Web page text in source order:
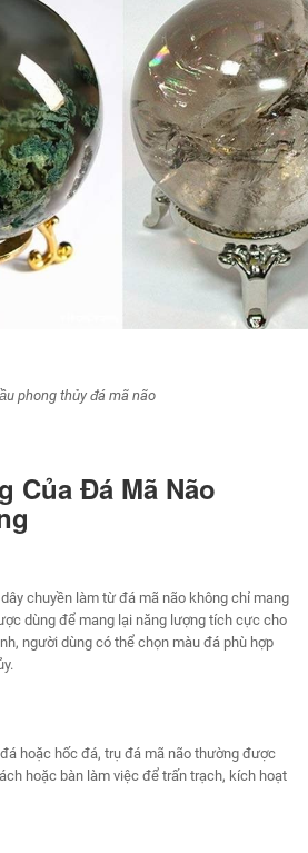
phong thủy đá mã não
Của Đá Mã Não
chuyền làm từ đá mã não không chỉ mang
dùng để mang lại năng lượng tích cực cho
người dùng có thể chọn màu đá phù hợp
hoặc hốc đá, trụ đá mã não thường được
hoặc bàn làm việc để trấn trạch, kích hoạt